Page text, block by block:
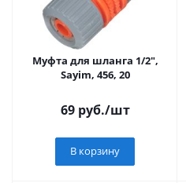
Муфта для шланга 1/2",
Sayim, 456, 20
69руб./шт
В корзину